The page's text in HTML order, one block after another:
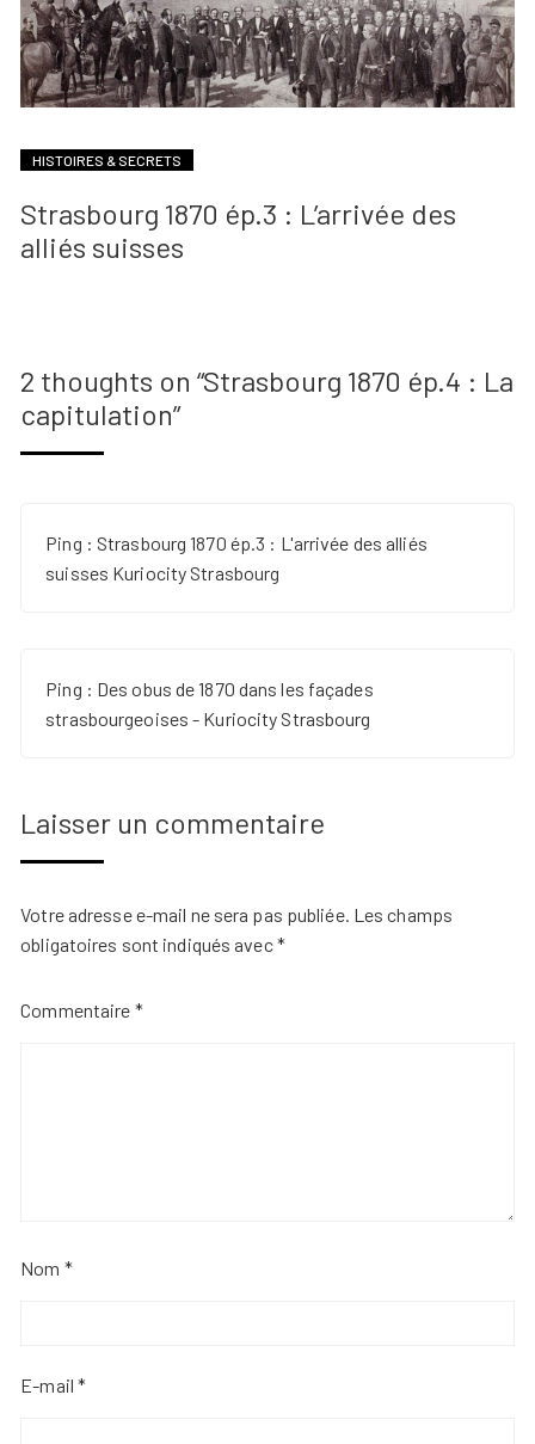
HISTOIRES & SECRETS
Strasbourg 1870 ép.3 : L’arrivée des
alliés suisses
2 thoughts on “Strasbourg 1870 ép.4 : La
capitulation”
Ping : Strasbourg 1870 ép.3 : L'arrivée des alliés
suisses Kuriocity Strasbourg
Ping : Des obus de 1870 dans les façades
strasbourgeoises - Kuriocity Strasbourg
Laisser un commentaire
Votre adresse e-mail ne sera pas publiée. Les champs
obligatoires sont indiqués avec*
Commentaire *
Nom *
E-mail*